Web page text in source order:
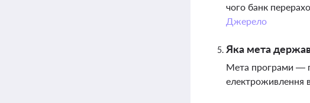
чого банк
Джерело
Яка мета
Мета програми —
електроживлення